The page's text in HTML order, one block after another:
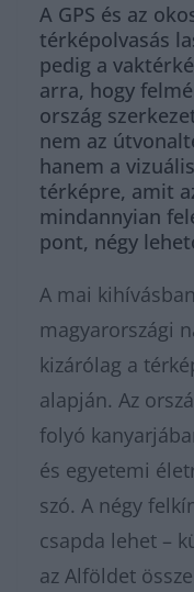
A GPS és az
térképolvasás
pedig a
arra, hogy
ország
nem az
hanem a
térképre, amit
mindannyian
pont, négy
A mai
magyarországi
kizárólag a
alapján. Az
folyó
és egyetemi
szó. A négy
csapda lehet –
az Alföldet